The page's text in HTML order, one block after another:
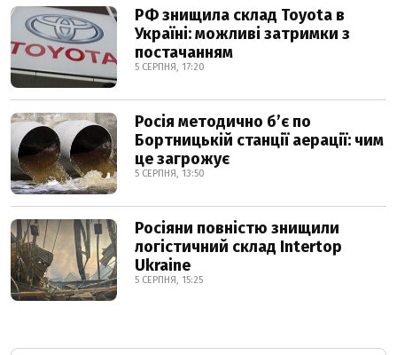
РФ знищила склад Toyota в
Україні: можливі затримки з
постачанням
5 СЕРПНЯ, 17:20
Росія методично б’є по
Бортницькій станції аерації: чим
це загрожує
5 СЕРПНЯ, 13:50
Росіяни повністю знищили
логістичний склад Intertop
Ukraine
5 СЕРПНЯ, 15:25